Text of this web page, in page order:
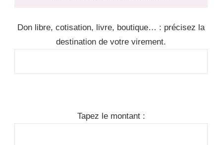
Don libre, cotisation, livre, boutique… : précisez la
destination de votre virement.
Tapez le montant :